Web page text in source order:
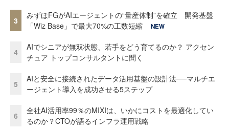
3
みずほFGがAIエージェントの“量産体制”を確立 開発基盤
「Wiz Base」で最大70%の工数短縮
NEW
4
AIでシニアが無双状態、若手をどう育てるのか？ アクセン
チュア トップコンサルタントに聞く
5
AIと安全に接続されたデータ活用基盤の設計法──マルチエ
ージェント導入を成功させる5ステップ
6
全社AI活用率99％のMIXIは、いかにコストを最適化してい
るのか？CTOが語るインフラ運用戦略